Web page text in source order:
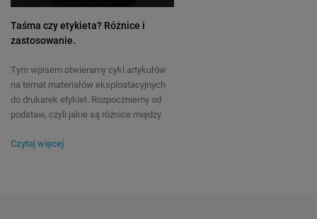
Taśma czy etykieta? Różnice i
zastosowanie.
Tym wpisem otwieramy cykl artykułów
na temat materiałów eksploatacyjnych
do drukarek etykiet. Rozpoczniemy od
podstaw, czyli jakie są różnice między
możemy używać zamiennie? Kiedy lepiej
Czytaj więcej